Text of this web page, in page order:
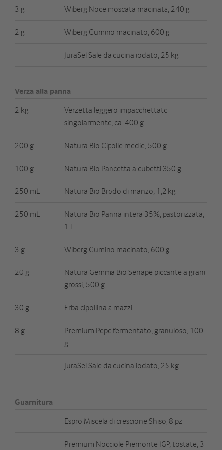
3 g Wiberg Noce moscata macinata, 240 g
2 g Wiberg Cumino macinato, 600 g
JuraSel Sale da cucina iodato, 25 kg
Verza alla panna
2 kg
Verzetta leggero impacchettato
singolarmente, ca. 400 g
200 g Natura Bio Cipolle medie, 500 g
100 g Natura Bio Pancetta a cubetti 350 g
250 mL Natura Bio Brodo di manzo, 1,2 kg
250 mL
Natura Bio Panna intera 35%, pastorizzata,
1 l
3 g Wiberg Cumino macinato, 600 g
20 g
Natura Gemma Bio Senape piccante a grani
grossi, 500 g
30 g Erba cipollina a mazzi
8 g
Premium Pepe fermentato, granuloso, 100
g
JuraSel Sale da cucina iodato, 25 kg
Guarnitura
Espro Miscela di crescione Shiso, 8 pz
Premium Nocciole Piemonte IGP, tostate, 3